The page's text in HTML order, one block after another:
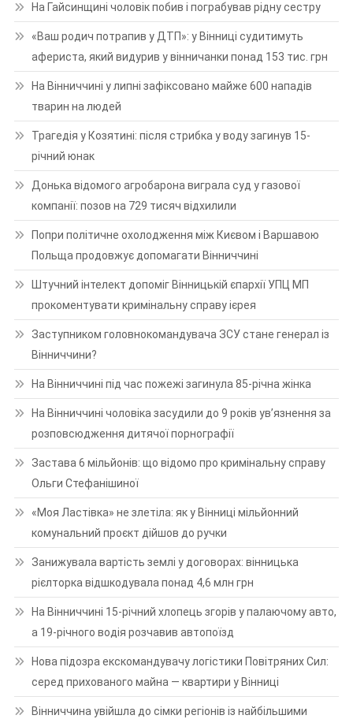
На Гайсинщині чоловік побив і пограбував рідну сестру
«Ваш родич потрапив у ДТП»: у Вінниці судитимуть
афериста, який видурив у вінничанки понад 153 тис. грн
На Вінниччині у липні зафіксовано майже 600 нападів
тварин на людей
Трагедія у Козятині: після стрибка у воду загинув 15-
річний юнак
Донька відомого агробарона виграла суд у газової
компанії: позов на 729 тисяч відхилили
Попри політичне охолодження між Києвом і Варшавою
Польща продовжує допомагати Вінниччині
Штучний інтелект допоміг Вінницькій єпархії УПЦ МП
прокоментувати кримінальну справу ієрея
Заступником головнокомандувача ЗСУ стане генерал із
Вінниччини?
На Вінниччині під час пожежі загинула 85-річна жінка
На Вінниччині чоловіка засудили до 9 років ув’язнення за
розповсюдження дитячої порнографії
Застава 6 мільйонів: що відомо про кримінальну справу
Ольги Стефанішиної
«Моя Ластівка» не злетіла: як у Вінниці мільйонний
комунальний проєкт дійшов до ручки
Занижувала вартість землі у договорах: вінницька
рієлторка відшкодувала понад 4,6 млн грн
На Вінниччині 15-річний хлопець згорів у палаючому авто,
а 19-річного водія розчавив автопоїзд
Нова підозра екскомандувачу логістики Повітряних Сил:
серед прихованого майна — квартири у Вінниці
Вінниччина увійшла до сімки регіонів із найбільшими